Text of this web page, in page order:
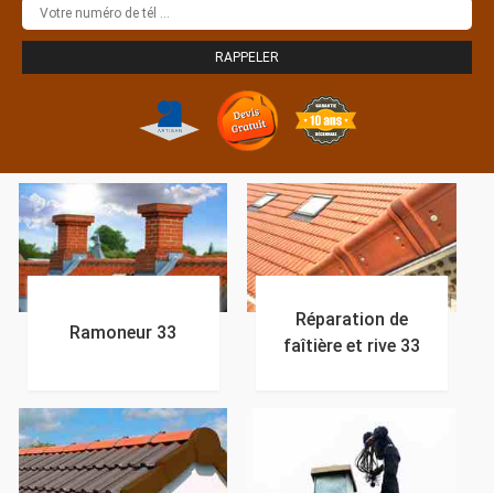
Ramoneur 33
Réparation de
faîtière et rive 33